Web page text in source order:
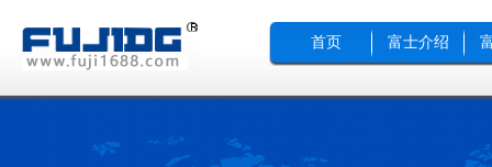
首页 富士介绍